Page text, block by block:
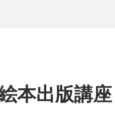
本出版講座